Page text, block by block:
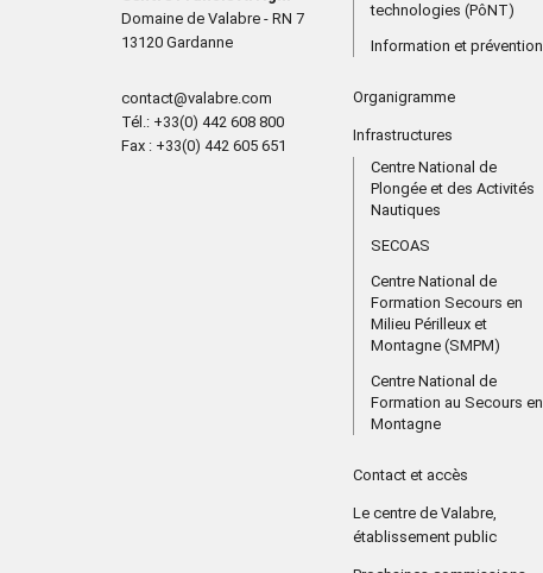
Domaine de Valabre - RN 7
13120 Gardanne
contact@valabre.com
Tél.: +33(0) 442 608 800
Fax : +33(0) 442 605 651
technologies (PôNT)
Information et prévention
Organigramme
Infrastructures
Centre National de
Plongée et des Activités
Nautiques
SECOAS
Centre National de
Formation Secours en
Milieu Périlleux et
Montagne (SMPM)
Centre National de
Formation au Secours en
Montagne
Contact et accès
Le centre de Valabre,
établissement public